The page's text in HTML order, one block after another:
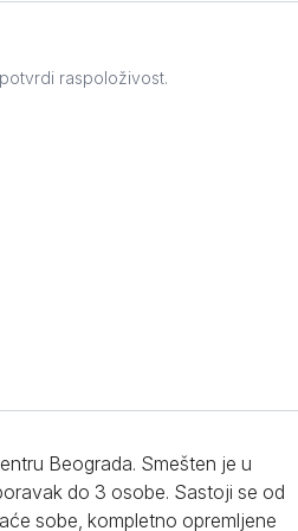
raspoloživost.
Beograda. Smešten je u
do 3 osobe. Sastoji se od
sobe, kompletno opremljene